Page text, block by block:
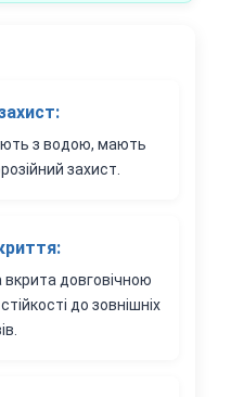
з водою, мають
захист.
довговічною
до зовнішніх